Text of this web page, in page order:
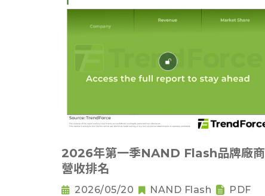
2026年第一季NAND Flash品牌廠商
營收排名
2026/05/20 NAND Flash PDF